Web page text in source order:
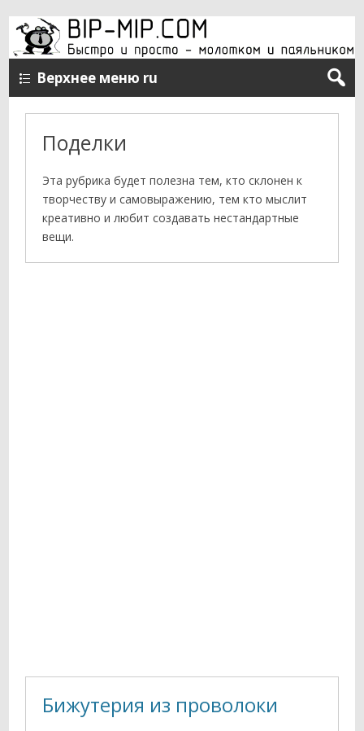
Верхнее меню ru
Поделки
Эта рубрика будет полезна тем, кто склонен к
творчеству и самовыражению, тем кто мыслит
креативно и любит создавать нестандартные
вещи.
Бижутерия из проволоки